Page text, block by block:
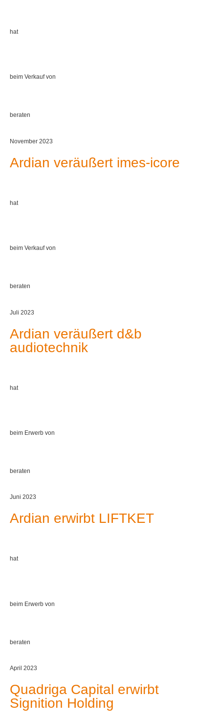
hat
beim Verkauf von
beraten
November 2023
Ardian veräußert imes-icore
hat
beim Verkauf von
beraten
Juli 2023
Ardian veräußert d&b
audiotechnik
hat
beim Erwerb von
beraten
Juni 2023
Ardian erwirbt LIFTKET
hat
beim Erwerb von
beraten
April 2023
Quadriga Capital erwirbt
Signition Holding